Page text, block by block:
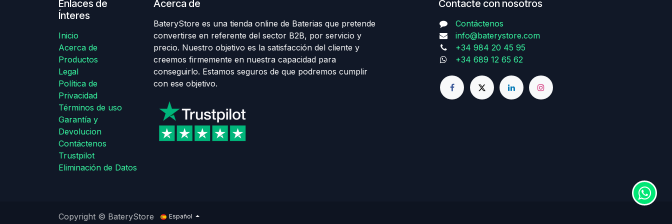
Enlaces de
Ínteres
Inicio
Acerca de
Productos
Legal
Política de
Privacidad
Términos de uso
Garantía y
Devolucion
Contáctenos
Trustpilot
Eliminación de Datos
Acerca de
BateryStore es una tienda online de Baterias que pretende
convertirse en referente del sector B2B, por servicio y
precio. Nuestro objetivo es la satisfacción del cliente y
creemos firmemente en nuestra capacidad para
conseguirlo. Estamos seguros de que podremos cumplir
con ese objetivo.
Contacte con nosotros
Contáctenos
info@baterystore.com
+34 984 20 45 95
+34 689 12 65 62
Copyright © BateryStore Español